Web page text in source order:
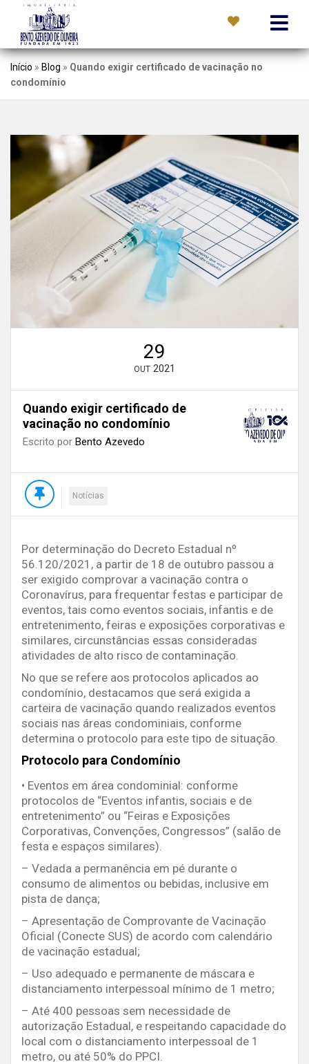
Início » Blog » Quando exigir certificado de vacinação no
condomínio
29
OUT 2021
Quando exigir certificado de
vacinação no condomínio
Escrito por Bento Azevedo
Notícias
Por determinação do Decreto Estadual nº
56.120/2021, a partir de 18 de outubro passou a
ser exigido comprovar a vacinação contra o
Coronavírus, para frequentar festas e participar de
eventos, tais como eventos sociais, infantis e de
entretenimento, feiras e exposições corporativas e
similares, circunstâncias essas consideradas
atividades de alto risco de contaminação.
No que se refere aos protocolos aplicados ao
condomínio, destacamos que será exigida a
carteira de vacinação quando realizados eventos
sociais nas áreas condominiais, conforme
determina o protocolo para este tipo de situação.
Protocolo para Condomínio
• Eventos em área condominial: conforme
protocolos de “Eventos infantis, sociais e de
entretenimento” ou “Feiras e Exposições
Corporativas, Convenções, Congressos” (salão de
festa e espaços similares).
– Vedada a permanência em pé durante o
consumo de alimentos ou bebidas, inclusive em
pista de dança;
– Apresentação de Comprovante de Vacinação
Oficial (Conecte SUS) de acordo com calendário
de vacinação estadual;
– Uso adequado e permanente de máscara e
distanciamento interpessoal mínimo de 1 metro;
– Até 400 pessoas sem necessidade de
autorização Estadual, e respeitando capacidade do
local com o distanciamento interpessoal de 1
metro, ou até 50% do PPCI.